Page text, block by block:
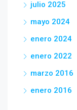
julio 2025
mayo 2024
enero 2024
enero 2022
marzo 2016
enero 2016